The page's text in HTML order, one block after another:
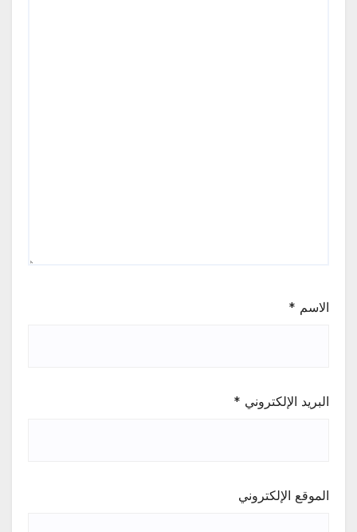
الاسم *
البريد الإلكتروني *
الموقع الإلكتروني